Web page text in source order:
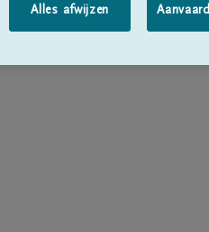
Alles afwijzen